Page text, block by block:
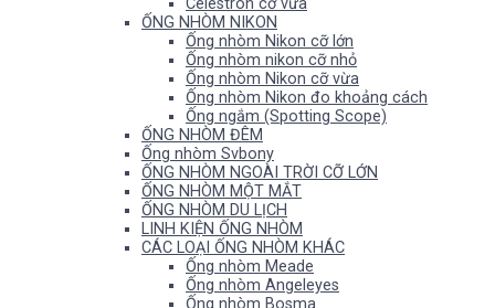
Celestron cỡ vừa
ỐNG NHÒM NIKON
Ống nhòm Nikon cỡ lớn
Ống nhòm nikon cỡ nhỏ
Ống nhòm Nikon cỡ vừa
Ống nhòm Nikon đo khoảng cách
Ống ngắm (Spotting Scope)
ỐNG NHÒM ĐÊM
Ống nhòm Svbony
ỐNG NHÒM NGOÀI TRỜI CỠ LỚN
ỐNG NHÒM MỘT MẮT
ỐNG NHÒM DU LỊCH
LINH KIỆN ỐNG NHÒM
CÁC LOẠI ỐNG NHÒM KHÁC
Ống nhòm Meade
Ống nhòm Angeleyes